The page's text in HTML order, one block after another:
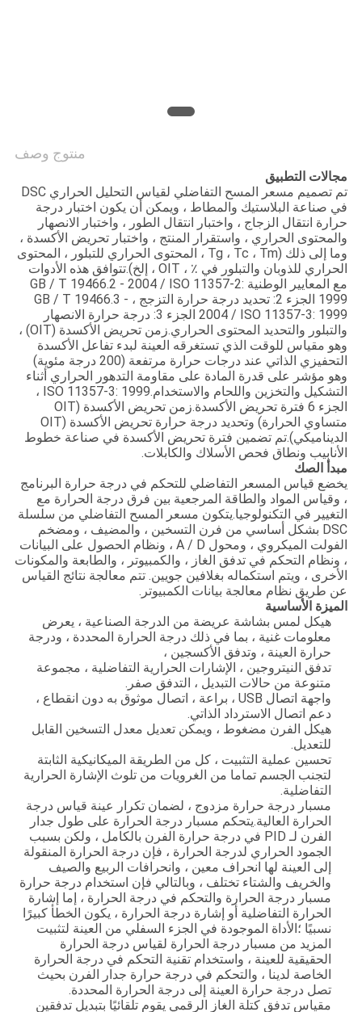
منتوج وصف
مجالات التطبيق
تم تصميم مسعر المسح التفاضلي لقياس التحليل الحراري DSC
في صناعة البلاستيك والمطاط ، ويمكن أن يكون اختبار درجة
حرارة انتقال الزجاج ، واختبار انتقال الطور ، واختبار الانصهار
والمحتوى الحراري ، واستقرار المنتج ، واختبار تحريض الأكسدة ،
وما إلى ذلك (Tg ، Tc ، Tm ، المحتوى الحراري للتبلور ، المحتوى
الحراري للذوبان والتبلور في ٪ ، OIT ، إلخ).تتوافق هذه الأدوات
مع المعايير الوطنية GB / T 19466.2 - 2004 / ISO 11357-2:
1999 الجزء 2: تحديد درجة حرارة التزجج ، GB / T 19466.3 -
2004 / ISO 11357-3: 1999 الجزء 3: درجة حرارة الانصهار
والتبلور والتحديد المحتوى الحراري.زمن تحريض الأكسدة (OIT) ،
وهو مقياس للوقت الذي تستغرقه العينة لبدء تفاعل الأكسدة
التحفيزي الذاتي عند درجات حرارة مرتفعة (200 درجة مئوية)
وهو مؤشر على قدرة المادة على مقاومة التدهور الحراري أثناء
التشكيل والتخزين واللحام والاستخدام.ISO 11357-3: 1999 ،
الجزء 6 فترة تحريض الأكسدة.زمن تحريض الأكسدة (OIT
متساوي الحرارة) وتحديد درجة حرارة تحريض الأكسدة (OIT
الديناميكي).تم تضمين فترة تحريض الأكسدة في صناعة خطوط
الأنابيب ونطاق فحص الأسلاك والكابلات.
مبدأ الصك
يخضع قياس المسعر التفاضلي للتحكم في درجة حرارة البرنامج
، وقياس المواد والطاقة المرجعية بين فرق درجة الحرارة مع
التغيير في التكنولوجيا.يتكون مسعر المسح التفاضلي من سلسلة
DSC بشكل أساسي من فرن التسخين ، والمضيف ، ومضخم
الفولت الميكروي ، ومحول A / D ، ونظام الحصول على البيانات
، ونظام التحكم في تدفق الغاز ، والكمبيوتر ، والطابعة والمكونات
الأخرى ، ويتم استكماله بغلافين جويين. تتم معالجة نتائج القياس
عن طريق نظام معالجة بيانات الكمبيوتر.
الميزة الأساسية
هيكل لمس بشاشة عريضة من الدرجة الصناعية ، يعرض
معلومات غنية ، بما في ذلك درجة الحرارة المحددة ، ودرجة
حرارة العينة ، وتدفق الأكسجين ،
تدفق النيتروجين ، الإشارات الحرارية التفاضلية ، مجموعة
متنوعة من حالات التبديل ، التدفق صفر.
واجهة اتصال USB ، براعة ، اتصال موثوق به دون انقطاع ،
دعم اتصال الاسترداد الذاتي.
هيكل الفرن مضغوط ، ويمكن تعديل معدل التسخين القابل
للتعديل.
تحسين عملية التثبيت ، كل من الطريقة الميكانيكية الثابتة
لتجنب الجسم تماما من الغرويات من تلوث الإشارة الحرارية
التفاضلية.
مسبار درجة حرارة مزدوج ، لضمان تكرار عينة قياس درجة
الحرارة العالية.يتحكم مسبار درجة الحرارة على طول جدار
الفرن لـ PID في درجة حرارة الفرن بالكامل ، ولكن بسبب
الجمود الحراري لدرجة الحرارة ، فإن درجة الحرارة المنقولة
إلى العينة لها انحراف معين ، وانحرافات الربيع والصيف
والخريف والشتاء تختلف ، وبالتالي فإن استخدام درجة حرارة
مسبار درجة الحرارة والتحكم في درجة الحرارة ، إما إشارة
الحرارة التفاضلية أو إشارة درجة الحرارة ، يكون الخطأ كبيرًا
نسبيًا ؛الأداة الموجودة في الجزء السفلي من العينة لتثبيت
المزيد من مسبار درجة الحرارة لقياس درجة الحرارة
الحقيقية للعينة ، واستخدام تقنية التحكم في درجة الحرارة
الخاصة لدينا ، والتحكم في درجة حرارة جدار الفرن بحيث
تصل درجة حرارة العينة إلى درجة الحرارة المحددة.
مقياس تدفق كتلة الغاز الرقمي يقوم تلقائيًا بتبديل تدفقين